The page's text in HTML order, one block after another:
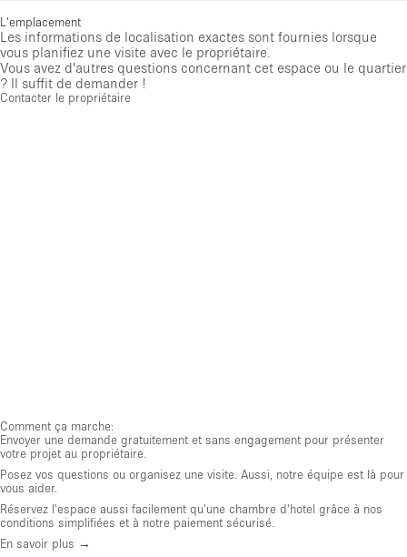
L'emplacement
Les informations de localisation exactes sont fournies lorsque
vous planifiez une visite avec le propriétaire.
Vous avez d'autres questions concernant cet espace ou le quartier
? Il suffit de demander !
Contacter le propriétaire
Comment ça marche:
Envoyer une demande gratuitement et sans engagement pour présenter
votre projet au propriétaire.
Posez vos questions ou organisez une visite. Aussi, notre équipe est là pour
vous aider.
Réservez l'espace aussi facilement qu'une chambre d'hotel grâce à nos
conditions simplifiées et à notre paiement sécurisé.
En savoir plus →